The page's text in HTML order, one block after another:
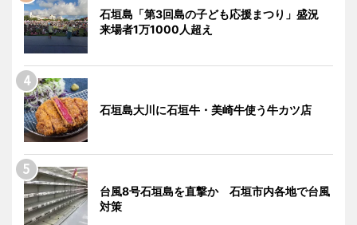
石垣島「第3回島の子ども応援まつり」盛況
来場者1万1000人超え
石垣島大川に石垣牛・美崎牛使う牛カツ店
台風8号石垣島を直撃か 石垣市内各地で台風
対策